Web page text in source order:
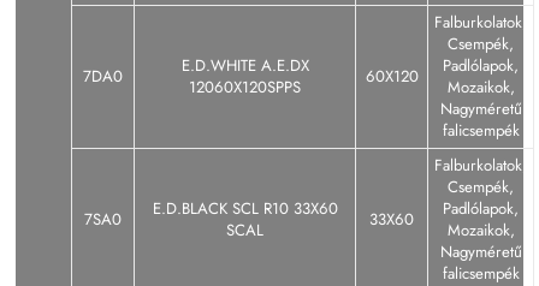
7DA0
E.D.WHITE A.E.DX
12060X120SPPS
60X120
Falburkolatok,
Csempék,
Padlólapok,
Mozaikok,
Nagyméretű
falicsempék
7SA0
E.D.BLACK SCL R10 33X60
SCAL
33X60
Falburkolatok,
Csempék,
Padlólapok,
Mozaikok,
Nagyméretű
falicsempék